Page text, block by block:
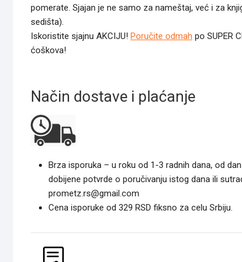
pomerate. Sjajan je ne samo za nameštaj, već i za
sedišta).
Iskoristite sjajnu AKCIJU! Poručite odmah po SUPER
ćoškova!
Način dostave i plaćanje
Brza isporuka – u roku od 1-3 radnih dana, od
dobijene potvrde o poručivanju istog dana ili
prometz.rs@gmail.com
Cena isporuke od 329 RSD fiksno za celu Srbiju.